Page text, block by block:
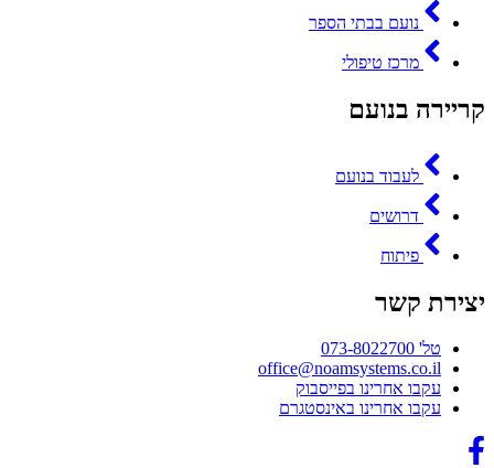
נועם בבתי הספר
מרכז טיפולי
קריירה בנועם
לעבוד בנועם
דרושים
פיתוח
יצירת קשר
טל' 073-8022700
office@noamsystems.co.il
עקבו אחרינו בפייסבוק
עקבו אחרינו באינסטגרם